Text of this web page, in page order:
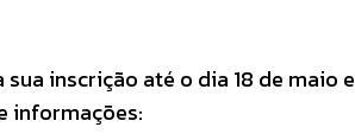
inscrição até o dia 18 de maio e
informações: